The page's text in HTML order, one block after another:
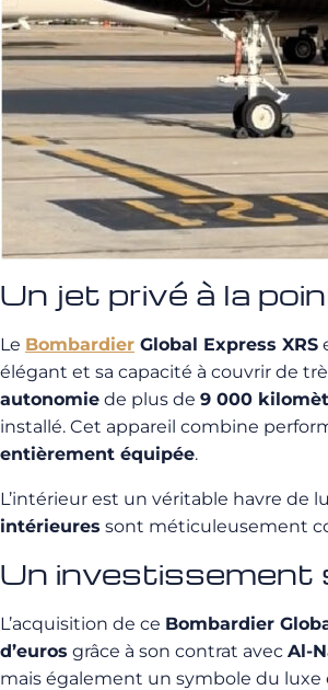
Un jet privé à la
Le Bombardier Global Express XRS
élégant et sa capacité à couvrir de
autonomie de plus de 9 000
installé. Cet appareil combine
entièrement équipée.
L’intérieur est un véritable havre de
intérieures sont méticuleusement
Un investissement
L’acquisition de ce Bombardier
d’euros grâce à son contrat avec Al-
mais également un symbole du luxe